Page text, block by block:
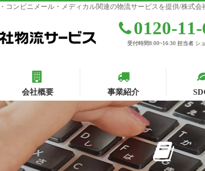
コンビニメール・メディカル関連の物流サービスを提供/株式会
会社概要 事業紹介
0120-
受付時間8:00~16:30 担当者 シ